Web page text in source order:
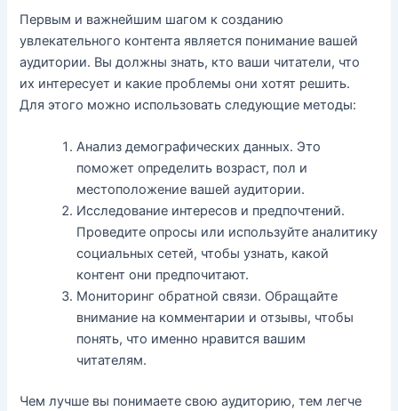
Первым и важнейшим шагом к созданию
увлекательного контента является понимание вашей
аудитории. Вы должны знать, кто ваши читатели, что
их интересует и какие проблемы они хотят решить.
Для этого можно использовать следующие методы:
Анализ демографических данных. Это
поможет определить возраст, пол и
местоположение вашей аудитории.
Исследование интересов и предпочтений.
Проведите опросы или используйте аналитику
социальных сетей, чтобы узнать, какой
контент они предпочитают.
Мониторинг обратной связи. Обращайте
внимание на комментарии и отзывы, чтобы
понять, что именно нравится вашим
читателям.
Чем лучше вы понимаете свою аудиторию, тем легче